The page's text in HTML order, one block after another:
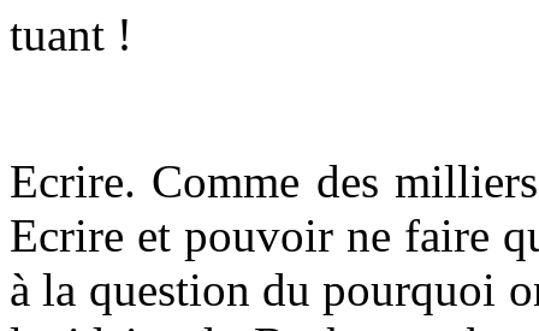
Ecrire. Comme des
Ecrire et pouvoir ne faire
à la question du pourquoi